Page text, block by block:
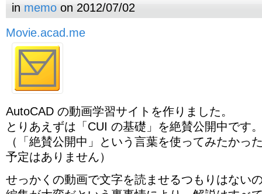
in memo on 2012/07/02
Movie.acad.me
AutoCAD の動画学習サイトを作りました。
とりあえずは「CUI の基礎」を絶賛公開中です
（「絶賛公開中」という言葉を使ってみたかっ
予定はありません）
せっかくの動画で文字を読ませるつもりはない